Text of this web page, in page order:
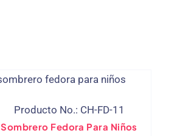
Producto No.: CH-FD-11
Sombrero Fedora Para Niños